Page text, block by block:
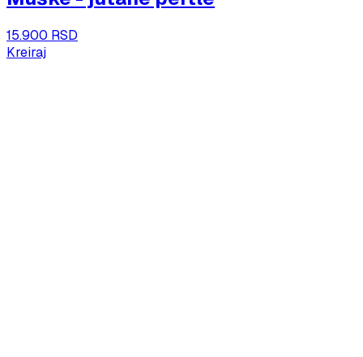
15.900 RSD
Kreiraj